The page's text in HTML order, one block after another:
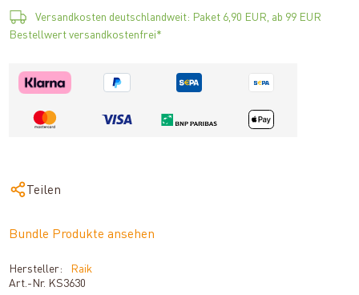
Versandkosten deutschlandweit: Paket 6,90 EUR, ab 99 EUR
Bestellwert versandkostenfrei*
Teilen
Bundle Produkte ansehen
Hersteller:
Raik
Art.-Nr. KS3630